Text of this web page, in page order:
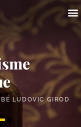
LUDOVIC GIROD